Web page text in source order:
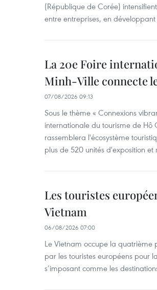
(République de Corée)
entre entreprises, en
La 20e Foire
Minh-Ville connecte
07/08/2026 09:13
Sous le thème « Connexions
internationale du tourisme de
rassemblera l'écosystème
plus de 520 unités d'exposition
Les touristes
Vietnam
06/08/2026 07:00
Le Vietnam occupe la quatrième
par les touristes européens pour
s’imposant comme les